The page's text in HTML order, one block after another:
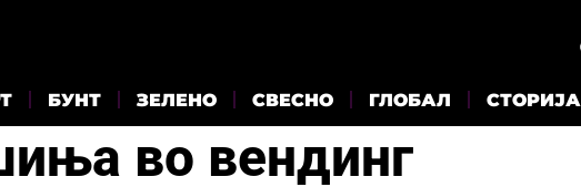
БУНТ ЗЕЛЕНО СВЕСНО ГЛОБАЛ СТОРИЈА
во вендинг